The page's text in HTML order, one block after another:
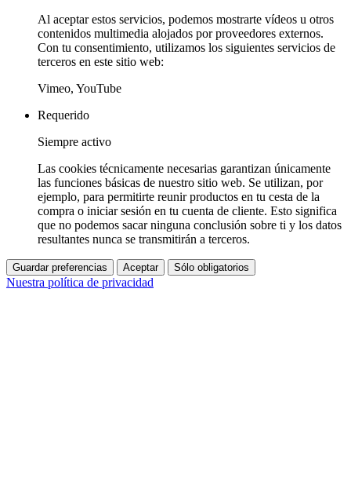
Al aceptar estos servicios, podemos mostrarte vídeos u otros
contenidos multimedia alojados por proveedores externos.
Con tu consentimiento, utilizamos los siguientes servicios de
terceros en este sitio web:
Vimeo, YouTube
Requerido
Siempre activo
Las cookies técnicamente necesarias garantizan únicamente
las funciones básicas de nuestro sitio web. Se utilizan, por
ejemplo, para permitirte reunir productos en tu cesta de la
compra o iniciar sesión en tu cuenta de cliente. Esto significa
que no podemos sacar ninguna conclusión sobre ti y los datos
resultantes nunca se transmitirán a terceros.
Guardar preferencias Aceptar Sólo obligatorios
Nuestra política de privacidad